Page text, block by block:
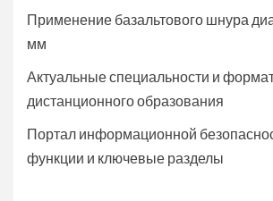
Применение базальтового шнура
мм
Актуальные специальности и
дистанционного образования
Портал информационной
функции и ключевые разделы